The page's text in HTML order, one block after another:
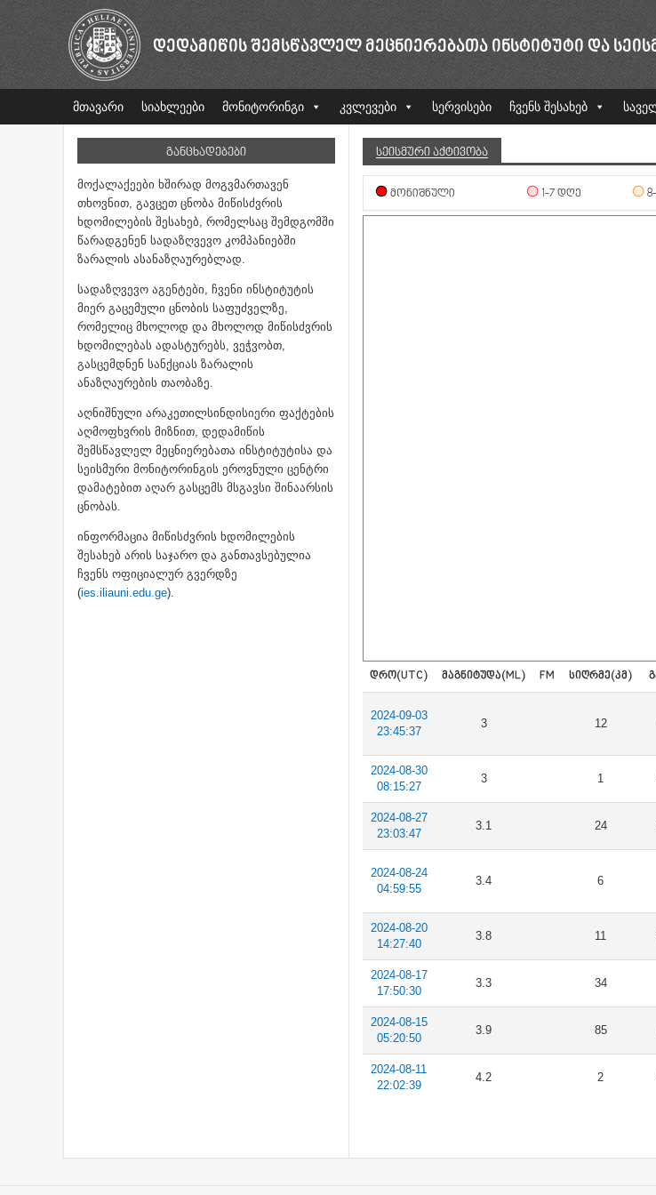
ᲓᲔᲓᲐᲛᲘᲬᲘᲡ ᲨᲔᲛᲡᲬᲐᲕᲚᲔᲚ ᲛᲔᲪᲜᲘᲔᲠᲔᲑᲐᲗᲐ ᲘᲜᲡᲢᲘᲢᲣᲢᲘ ᲓᲐ
მთავარი სიახლეები მონიტორინგი კვლევები სერვისები ჩვენს შესახებ
ᲒᲐᲜᲪᲮᲐᲓᲔᲑᲔᲑᲘ
მოქალაქეები ხშირად მოგვმართავენ
თხოვნით, გავცეთ ცნობა მიწისძვრის
ხდომილების შესახებ, რომელსაც შემდგომში
წარადგენენ სადაზღვევო კომპანიებში
ზარალის ასანაზღაურებლად.
სადაზღვევო აგენტები, ჩვენი ინსტიტუტის
მიერ გაცემული ცნობის საფუძველზე,
რომელიც მხოლოდ და მხოლოდ მიწისძვრის
ხდომილებას ადასტურებს, ვეჭვობთ,
გასცემდნენ სანქციას ზარალის
ანაზღაურების თაობაზე.
აღნიშნული არაკეთილსინდისიერი ფაქტების
აღმოფხვრის მიზნით, დედამიწის
შემსწავლელ მეცნიერებათა ინსტიტუტისა და
სეისმური მონიტორინგის ეროვნული ცენტრი
დამატებით აღარ გასცემს მსგავსი შინაარსის
ცნობას.
ინფორმაცია მიწისძვრის ხდომილების
შესახებ არის საჯარო და განთავსებულია
ჩვენს ოფიციალურ გვერდზე
(ies.iliauni.edu.ge).
ᲡᲔᲘᲡᲛᲣᲠᲘ ᲐᲥᲢᲘᲕᲝᲑᲐ
ᲛᲝᲜᲘᲨᲜᲣᲚᲘ 1-7 ᲓᲦᲔ
ᲓᲠᲝ(UTC) ᲛᲐᲒᲜᲘᲢᲣᲓᲐ(ML) FM ᲡᲘᲦᲠᲛᲔ(ᲙᲛ)
2024-09-03
23:45:37
3 12
2024-08-30
08:15:27
3 1
2024-08-27
23:03:47
3.1 24
2024-08-24
04:59:55
3.4 6
2024-08-20
14:27:40
3.8 11
2024-08-17
17:50:30
3.3 34
2024-08-15
05:20:50
3.9 85
2024-08-11
22:02:39
4.2 2